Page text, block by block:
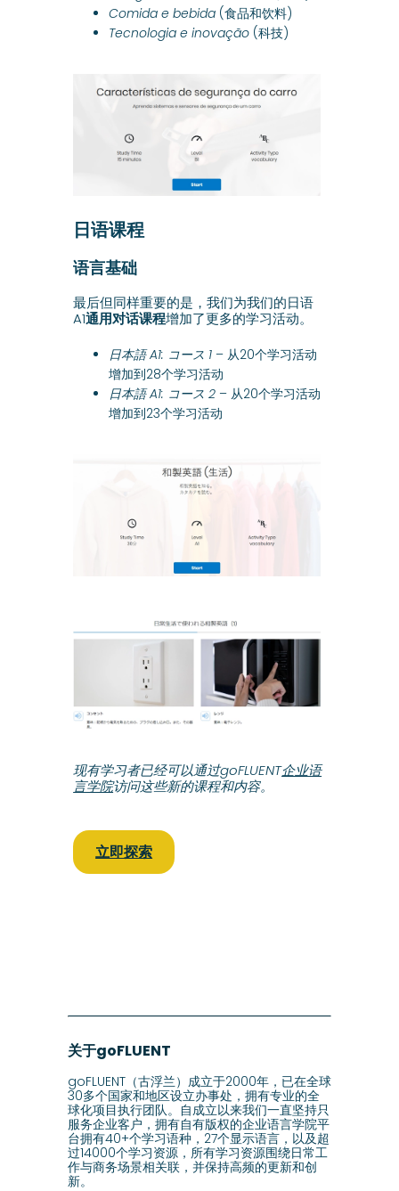
Comida e bebida (食品和饮料)
Tecnologia e inovação (科技)
日语课程
语言基础
最后但同样重要的是，我们为我们的日语
A1通用对话课程增加了更多的学习活动。
日本語 A1: コース 1 – 从20个学习活动
增加到28个学习活动
日本語 A1: コース 2 – 从20个学习活动
增加到23个学习活动
现有学习者已经可以通过goFLUENT企业语
言学院访问这些新的课程和内容。
立即探索
关于goFLUENT
goFLUENT（古浮兰）成立于2000年，已在全球
30多个国家和地区设立办事处，拥有专业的全
球化项目执行团队。自成立以来我们一直坚持只
服务企业客户，拥有自有版权的企业语言学院平
台拥有40+个学习语种，27个显示语言，以及超
过14000个学习资源，所有学习资源围绕日常工
作与商务场景相关联，并保持高频的更新和创
新。